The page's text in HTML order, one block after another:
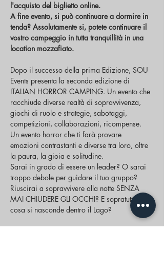
l'acquisto del biglietto online.
A fine evento, si può continuare a dormire in
tenda? Assolutamente si, potete continuare il
vostro campeggio in tutta tranquillità in una
location mozzafiato.
Dopo il successo della prima Edizione, SOU
Events presenta la seconda edizione di
ITALIAN HORROR CAMPING. Un evento che
racchiude diverse realtà di sopravvivenza,
giochi di ruolo e strategie, sabotaggi,
competizioni, collaborazioni, ricompense.
Un evento horror che ti farà provare
emozioni contrastanti e diverse tra loro, oltre
la paura, la gioia e solitudine.
Sarai in grado di essere un leader? O sarai
troppo debole per guidare il tuo gruppo?
Riuscirai a sopravvivere alla notte SENZA
MAI CHIUDERE GLI OCCHI? E sopratutto....
cosa si nasconde dentro il Lago?